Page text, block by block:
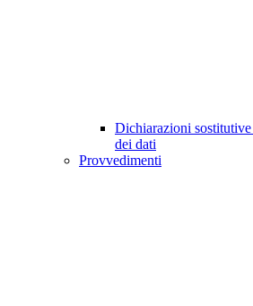
Dichiarazioni
dei dati
Provvedimenti